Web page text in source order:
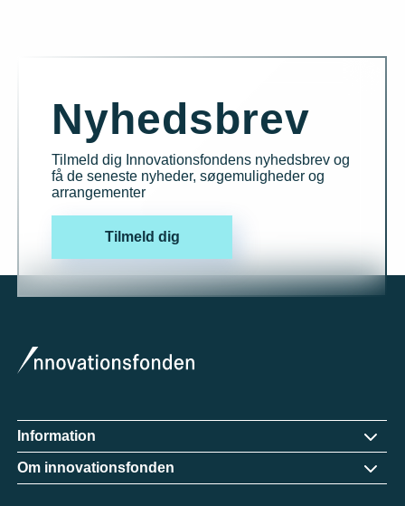
Nyhedsbrev
Tilmeld dig Innovationsfondens nyhedsbrev og
få de seneste nyheder, søgemuligheder og
arrangementer
Tilmeld dig
Information
Om innovationsfonden